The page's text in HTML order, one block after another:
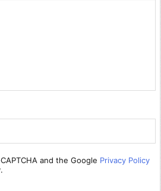
and the Google Privacy Policy